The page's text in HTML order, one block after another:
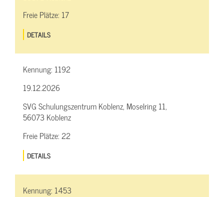
Freie Plätze: 17
DETAILS
Kennung: 1192
19.12.2026
SVG Schulungszentrum Koblenz, Moselring 11,
56073 Koblenz
Freie Plätze:22
DETAILS
Kennung: 1453